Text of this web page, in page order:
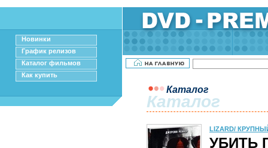
Новинки
График релизов
Каталог фильмов
Как купить
Каталог
Каталог
LIZARD/
УБИТЬ